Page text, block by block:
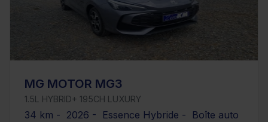
MG MOTOR MG3
1.5L HYBRID+ 195CH LUXURY
34 km - 2026 - Essence Hybride - Boîte auto